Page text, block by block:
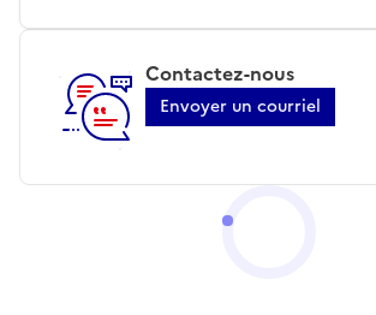
Contactez-nous
Envoyer un courriel